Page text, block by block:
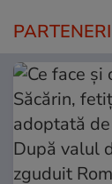
PARTENERI